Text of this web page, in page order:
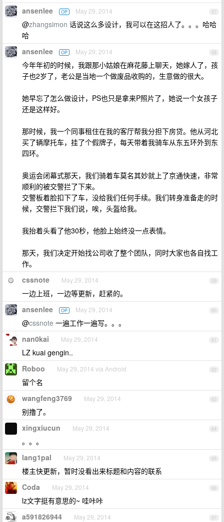
57
ansenlee OP May 29, 2014
@zhangsimon 话说这么多设计，我可以在这招人了。。。哈哈
哈
58
ansenlee OP May 29, 2014
今年年初的时候，我跟那小姑娘在麻花藤上聊天，她嫁人了，孩
子也2岁了，老公是当地一个做废品收购的，生意做的很大。
她早忘了怎么做设计，PS也只是拿来P照片了，她说一个女孩子
还是这样好。
那时候，我一个同事租住在我的客厅帮我分担下房贷。他从河北
买了辆摩托车，挂了个假牌子，每天带着我骑车从东五环外到东
四环。
奥运会闭幕式那天，我们骑着车莫名其妙就上了京通快速，非常
顺利的被交警拦了下来。
交警板着脸扣下了车，没给我们任何手续。我们转身准备走的时
候，交警拦下我们说，唉，头盔给我。
我抬着头看了他30秒，他脸上始终没一点表情。
那天，我们决定开始找公司收了整个团队，同时大家也各自找工
作。
59
cssnote May 29, 2014
一边上班，一边等更新，赶紧的。
60
ansenlee OP May 29, 2014
@cssnote 一遍工作一遍写。。。
61
nan0kai May 29, 2014
LZ kuai gengin..
62
Roboo May 29, 2014 via Android
留个名
63
wangfeng3769 May 29, 2014
别撸了。
64
xingxiucun May 29, 2014
。。。
65
lang1pal May 29, 2014
楼主快更新，暂时没看出来标题和内容的联系
66
Coda May 29, 2014
lz文字挺有意思的~ 哇咔咔
67
a591826944 May 29, 2014